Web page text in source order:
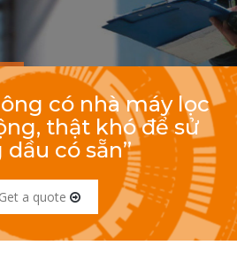
có nhà máy lọc
thật khó để sử
có sẵn”
Get a quote